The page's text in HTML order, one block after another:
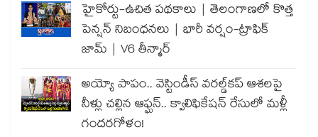
హైకోర్టు-ఉచిత పథకాలు | తెలంగాణలో కొత్త
పెన్షన్ నిబంధనలు | భారీ వర్షం-ట్రాఫిక్
జామ్ | V6 తీన్మార్
అయ్యో పాపం.. వెస్టిండీస్ వరల్డ్‌కప్ ఆశలపై
నీళ్లు చల్లిన ఆఫ్ఘన్.. క్వాలిఫికేషన్ రేసులో మళ్లీ
గందరగోళం!